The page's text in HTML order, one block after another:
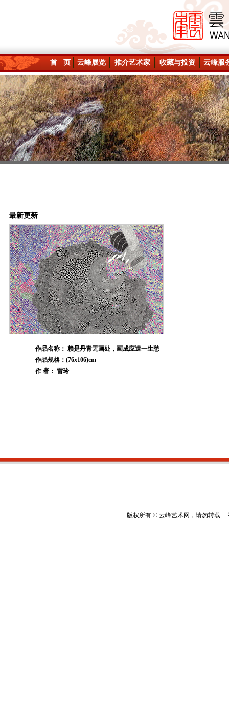
首 页 云峰展览 推介艺术家 收藏与投资 云峰服
最新更新
作品名称： 赖是丹青无画处，画成应遣一生愁
作品规格：(76x106)cm
作 者： 雷玲
版权所有 © 云峰艺术网，请勿转载